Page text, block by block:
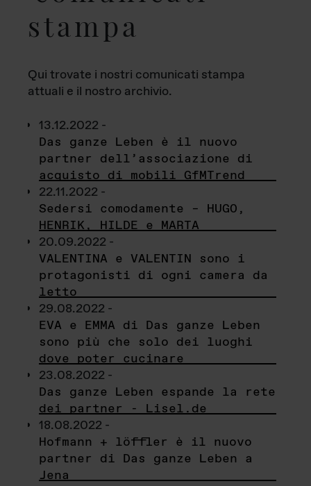
stampa
Qui trovate i nostri comunicati stampa
attuali e il nostro archivio.
13.12.2022 -
Das ganze Leben è il nuovo
partner dell’associazione di
acquisto di mobili GfMTrend
22.11.2022 -
Sedersi comodamente – HUGO,
HENRIK, HILDE e MARTA
20.09.2022 -
VALENTINA e VALENTIN sono i
protagonisti di ogni camera da
letto
29.08.2022 -
EVA e EMMA di Das ganze Leben
sono più che solo dei luoghi
dove poter cucinare
23.08.2022 -
Das ganze Leben espande la rete
dei partner - Lisel.de
18.08.2022 -
Hofmann + löffler è il nuovo
partner di Das ganze Leben a
Jena